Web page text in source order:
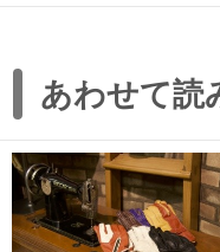
あわせて読